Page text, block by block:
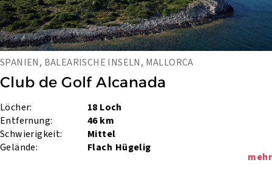
SPANIEN, BALEARISCHE INSELN, MALLORCA
Club de Golf Alcanada
Löcher:
18 Loch
Entfernung:
46 km
Schwierigkeit:
Mittel
Gelände:
Flach Hügelig
mehr